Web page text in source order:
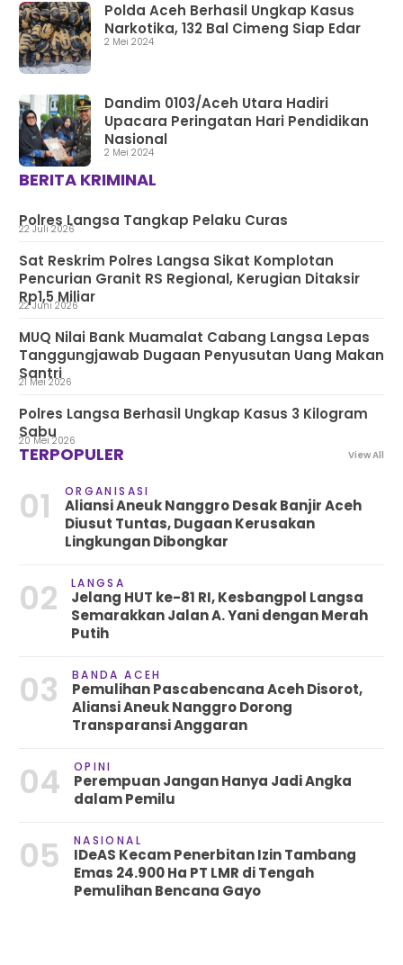
Polda Aceh Berhasil Ungkap Kasus
Narkotika, 132 Bal Cimeng Siap Edar
2 Mei 2024
Dandim 0103/Aceh Utara Hadiri
Upacara Peringatan Hari Pendidikan
Nasional
2 Mei 2024
BERITA KRIMINAL
Polres Langsa Tangkap Pelaku Curas
22 Juli 2026
Sat Reskrim Polres Langsa Sikat Komplotan
Pencurian Granit RS Regional, Kerugian Ditaksir
Rp1,5 Miliar
22 Juni 2026
MUQ Nilai Bank Muamalat Cabang Langsa Lepas
Tanggungjawab Dugaan Penyusutan Uang Makan
Santri
21 Mei 2026
Polres Langsa Berhasil Ungkap Kasus 3 Kilogram
Sabu20 Mei 2026
TERPOPULER View All
01 ORGANISASI
Aliansi Aneuk Nanggro Desak Banjir Aceh
Diusut Tuntas, Dugaan Kerusakan
Lingkungan Dibongkar
02 LANGSA
Jelang HUT ke-81 RI, Kesbangpol Langsa
Semarakkan Jalan A. Yani dengan Merah
Putih
03 BANDA ACEH
Pemulihan Pascabencana Aceh Disorot,
Aliansi Aneuk Nanggro Dorong
Transparansi Anggaran
04 OPINI
Perempuan Jangan Hanya Jadi Angka
dalam Pemilu
05 NASIONAL
IDeAS Kecam Penerbitan Izin Tambang
Emas 24.900 Ha PT LMR di Tengah
Pemulihan Bencana Gayo